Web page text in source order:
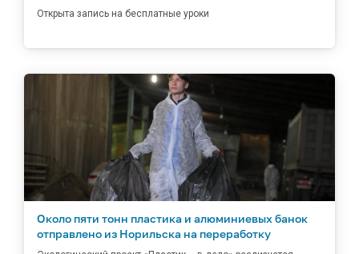
Открыта запись на бесплатные уроки
Около пяти тонн пластика и алюминиевых банок
отправлено из Норильска на переработку